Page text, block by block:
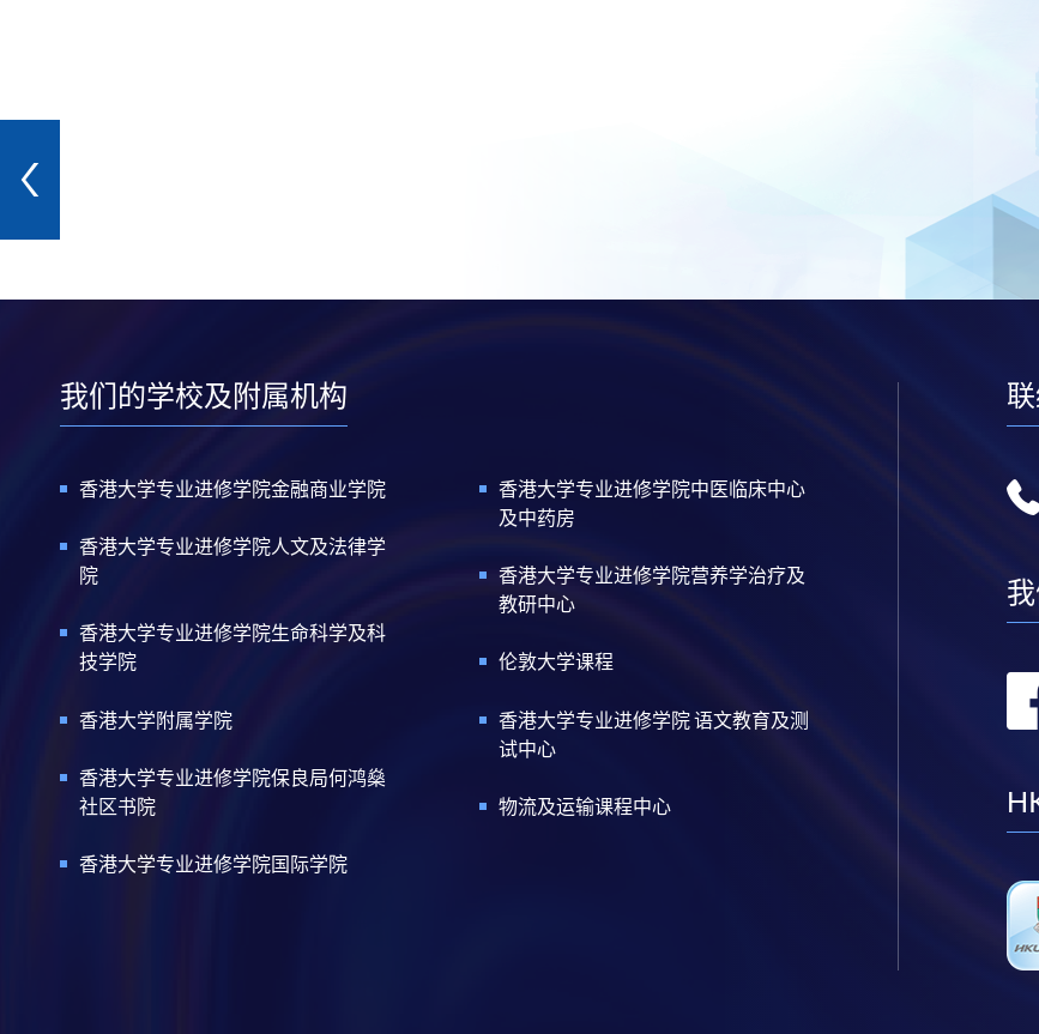
我们的学校及附属机构
香港大学专业进修学院金融商业学院
香港大学专业进修学院人文及法律学
院
香港大学专业进修学院生命科学及科
技学院
香港大学附属学院
香港大学专业进修学院保良局何鸿燊
社区书院
香港大学专业进修学院国际学院
香港大学专业进修学院中医临床中心
及中药房
香港大学专业进修学院营养学治疗及
教研中心
伦敦大学课程
香港大学专业进修学院 语文教育及测
试中心
物流及运输课程中心